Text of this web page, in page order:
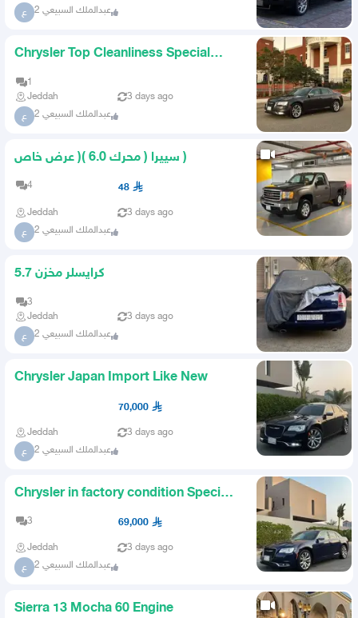
ع عبدالملك السبيعي 2
Chrysler Top Cleanliness Special
1
Jeddah
3 days ago
ع عبدالملك السبيعي 2
سييرا ( محرك 6.0 )( عرض خاص )
4 48
Jeddah 3 days ago
ع عبدالملك السبيعي 2
كرايسلر مخزن 5.7
3
Jeddah
3 days ago
ع عبدالملك السبيعي 2
Chrysler Japan Import Like New
70,000
Jeddah 3 days ago
ع عبدالملك السبيعي 2
Chrysler in factory condition Special
3 69,000
Jeddah 3 days ago
ع عبدالملك السبيعي 2
Sierra 13 Mocha 60 Engine